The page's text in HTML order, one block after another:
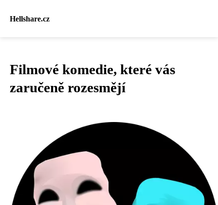
Hellshare.cz
Filmové komedie, které vás
zaručeně rozesmějí